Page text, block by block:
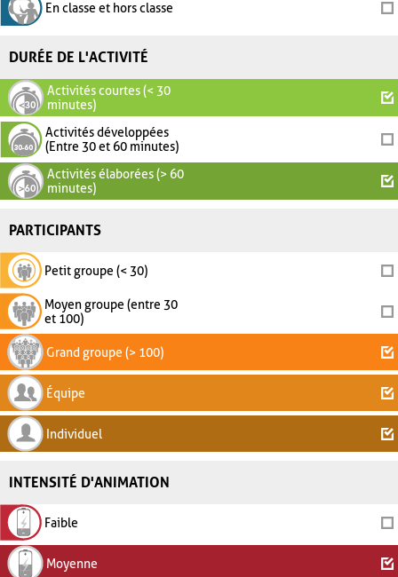
En classe et hors classe
DURÉE DE L'ACTIVITÉ
Activités courtes (< 30
minutes)
Activités développées
(Entre 30 et 60 minutes)
Activités élaborées (> 60
minutes)
PARTICIPANTS
Petit groupe (< 30)
Moyen groupe (entre 30
et 100)
Grand groupe (> 100)
Équipe
Individuel
INTENSITÉ D'ANIMATION
Faible
Moyenne